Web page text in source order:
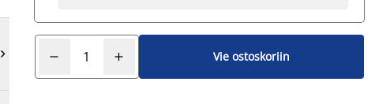
 Vie ostoskoriin